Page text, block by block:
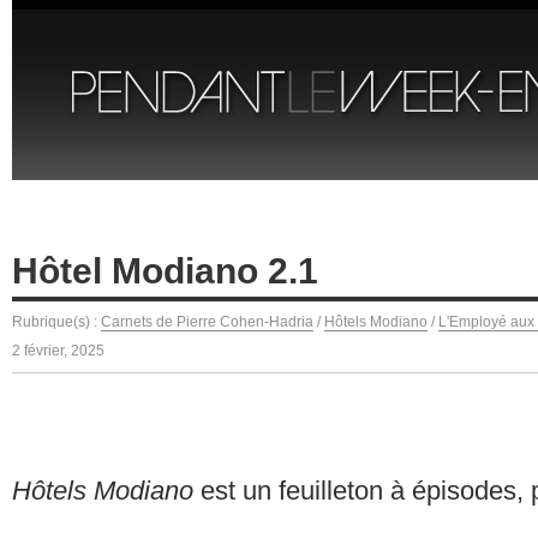
Hôtel Modiano 2.1
Rubrique(s) : Carnets de Pierre Cohen-Hadria / Hôtels Modiano / L'Employé
2 février, 2025
Hôtels Modiano est un feuilleton à épisodes,